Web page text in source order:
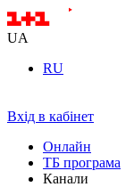
UA
RU
Вхід в кабінет
Онлайн
ТБ програма
Канали